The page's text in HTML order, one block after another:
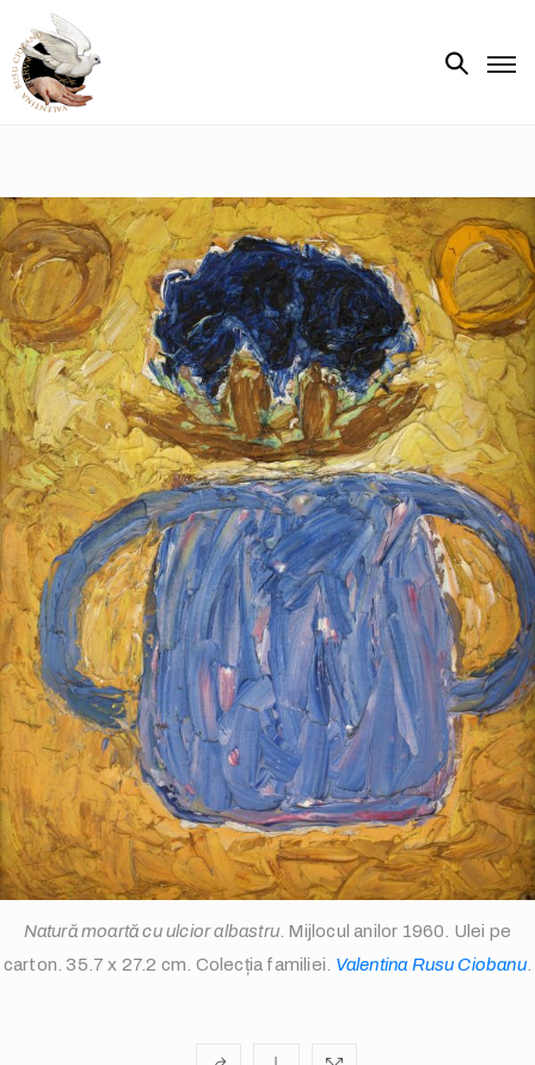
Biografie
Opere
de
artă
V.R.C.
Atelier
‘85
Presa
Publicații
info@valentinarusuciobanu.com
Natură moartă cu ulcior albastru . Mijlocul anilor 1960. Ulei pe
carton. 35.7 x 27.2 cm. Colecția familiei. Valentina Rusu Ciobanu.